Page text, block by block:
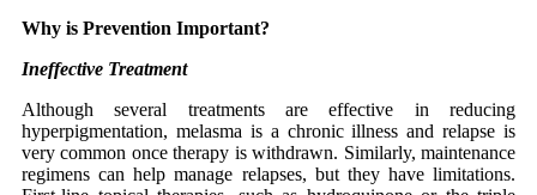
Why is Prevention Important?
Ineffective Treatment
Although several treatments are effective in reducing
hyperpigmentation, melasma is a chronic illness and relapse is
very common once therapy is withdrawn. Similarly, maintenance
regimens can help manage relapses, but they have limitations.